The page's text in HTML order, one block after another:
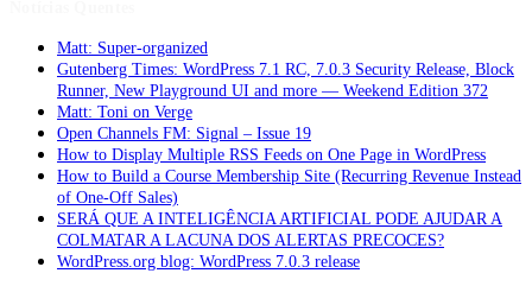
Matt: Super-organized
Gutenberg Times: WordPress 7.1 RC, 7.0.3 Security Release, Block
Runner, New Playground UI and more — Weekend Edition 372
Matt: Toni on Verge
Open Channels FM: Signal – Issue 19
How to Display Multiple RSS Feeds on One Page in WordPress
How to Build a Course Membership Site (Recurring Revenue Instead
of One-Off Sales)
SERÁ QUE A INTELIGÊNCIA ARTIFICIAL PODE AJUDAR A
COLMATAR A LACUNA DOS ALERTAS PRECOCES?
WordPress.org blog: WordPress 7.0.3 release